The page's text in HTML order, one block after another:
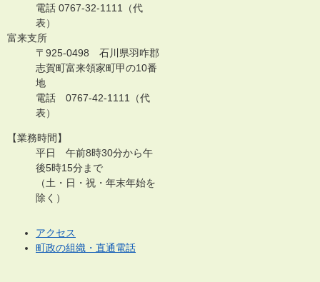
電話 0767-32-1111（代
表）
富来支所
〒925-0498 石川県羽咋郡
志賀町富来領家町甲の10番
地
電話 0767-42-1111（代
表）
【業務時間】
平日 午前8時30分から午
後5時15分まで
（土・日・祝・年末年始を
除く）
アクセス
町政の組織・直通電話